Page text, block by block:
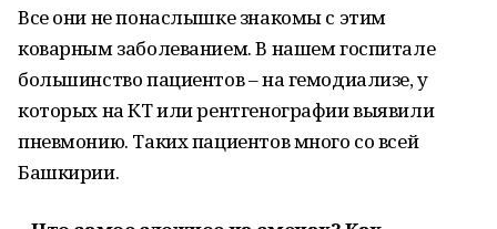
Все они не понаслышке знакомы с этим
коварным заболеванием. В нашем госпитале
большинство пациентов – на гемодиализе, у
которых на КТ или рентгенографии выявили
пневмонию. Таких пациентов много со всей
Башкирии.